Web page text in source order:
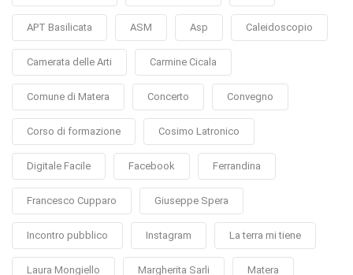
APT Basilicata ASM Asp Caleidoscopio
Camerata delle Arti Carmine Cicala
Comune di Matera Concerto Convegno
Corso di formazione Cosimo Latronico
Digitale Facile Facebook Ferrandina
Francesco Cupparo Giuseppe Spera
Incontro pubblico Instagram La terra mi tiene
Laura Mongiello Margherita Sarli Matera